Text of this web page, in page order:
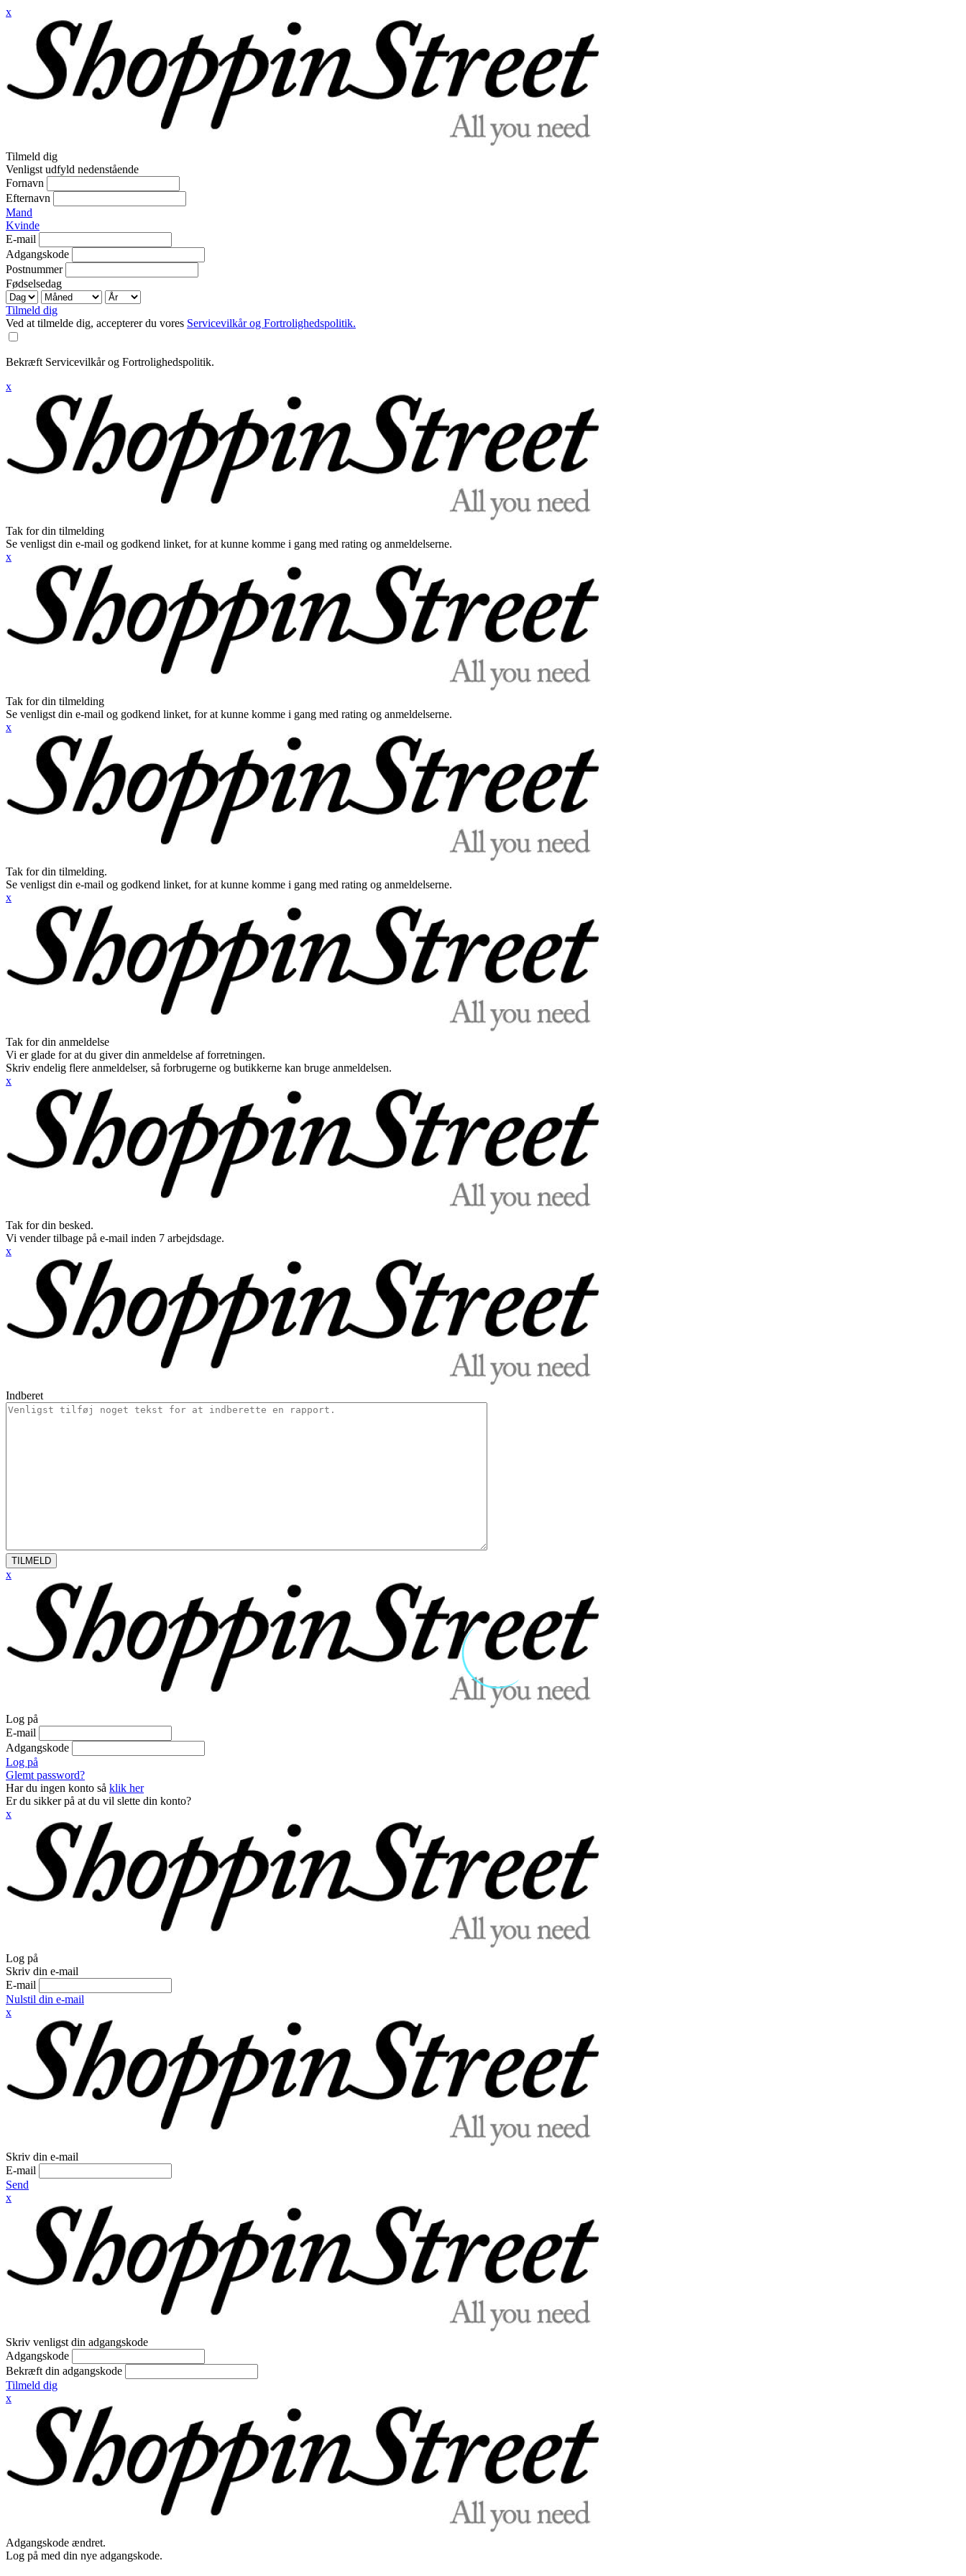
x
Tilmeld dig
Venligst udfyld nedenstående
Fornavn
Efternavn
Mand
Kvinde
E-mail
Adgangskode
Postnummer
Fødselsedag
Tilmeld dig
Ved at tilmelde dig, accepterer du vores Servicevilkår og Fortrolighedspolitik.
Bekræft Servicevilkår og Fortrolighedspolitik.
x
Tak for din tilmelding
Se venligst din e-mail og godkend linket, for at kunne komme i gang med rating og anmeldelserne.
x
Tak for din tilmelding
Se venligst din e-mail og godkend linket, for at kunne komme i gang med rating og anmeldelserne.
x
Tak for din tilmelding.
Se venligst din e-mail og godkend linket, for at kunne komme i gang med rating og anmeldelserne.
x
Tak for din anmeldelse
Vi er glade for at du giver din anmeldelse af forretningen.
Skriv endelig flere anmeldelser, så forbrugerne og butikkerne kan bruge anmeldelsen.
x
Tak for din besked.
Vi vender tilbage på e-mail inden 7 arbejdsdage.
x
Indberet
TILMELD
x
Log på
E-mail
Adgangskode
Log på
Glemt password?
Har du ingen konto så klik her
Er du sikker på at du vil slette din konto?
x
Log på
Skriv din e-mail
E-mail
Nulstil din e-mail
x
Skriv din e-mail
E-mail
Send
x
Skriv venligst din adgangskode
Adgangskode
Bekræft din adgangskode
Tilmeld dig
x
Adgangskode ændret.
Log på med din nye adgangskode.